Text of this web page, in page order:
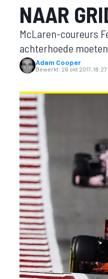
MOTOGP
INDYCAR
NAAR
McLaren-coureurs
achterhoede
Adam Cooper
Bewerkt: 26 okt 2017, 18:27